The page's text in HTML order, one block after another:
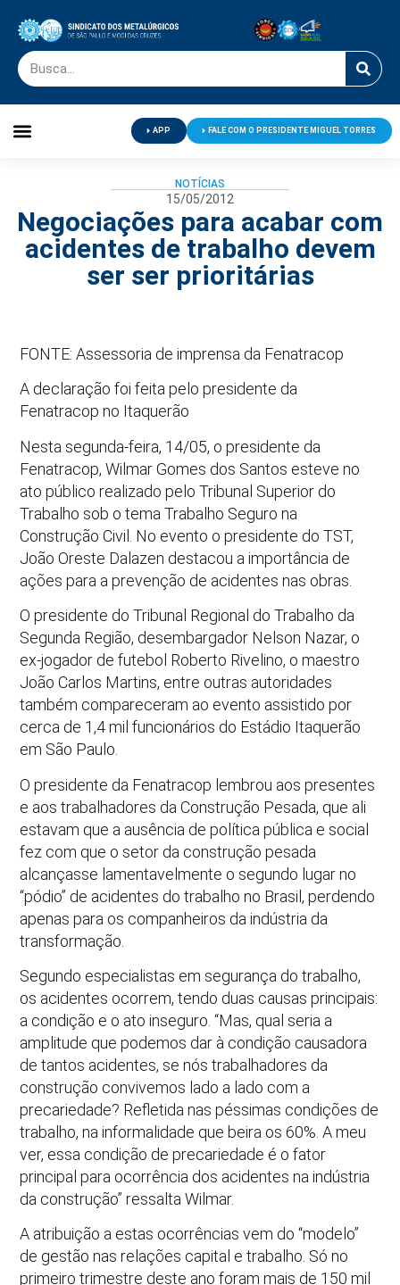
APP FALE COM O PRESIDENTE MIGUEL TORRES
NOTÍCIAS
15/05/2012
Negociações para acabar com
acidentes de trabalho devem
ser ser prioritárias
FONTE: Assessoria de imprensa da Fenatracop
A declaração foi feita pelo presidente da
Fenatracop no Itaquerão
Nesta segunda-feira, 14/05, o presidente da
Fenatracop, Wilmar Gomes dos Santos esteve no
ato público realizado pelo Tribunal Superior do
Trabalho sob o tema Trabalho Seguro na
Construção Civil. No evento o presidente do TST,
João Oreste Dalazen destacou a importância de
ações para a prevenção de acidentes nas obras.
O presidente do Tribunal Regional do Trabalho da
Segunda Região, desembargador Nelson Nazar, o
ex-jogador de futebol Roberto Rivelino, o maestro
João Carlos Martins, entre outras autoridades
também compareceram ao evento assistido por
cerca de 1,4 mil funcionários do Estádio Itaquerão
em São Paulo.
O presidente da Fenatracop lembrou aos presentes
e aos trabalhadores da Construção Pesada, que ali
estavam que a ausência de política pública e social
fez com que o setor da construção pesada
alcançasse lamentavelmente o segundo lugar no
“pódio” de acidentes do trabalho no Brasil, perdendo
apenas para os companheiros da indústria da
transformação.
Segundo especialistas em segurança do trabalho,
os acidentes ocorrem, tendo duas causas principais:
a condição e o ato inseguro. “Mas, qual seria a
amplitude que podemos dar à condição causadora
de tantos acidentes, se nós trabalhadores da
construção convivemos lado a lado com a
precariedade? Refletida nas péssimas condições de
trabalho, na informalidade que beira os 60%. A meu
ver, essa condição de precariedade é o fator
principal para ocorrência dos acidentes na indústria
da construção” ressalta Wilmar.
A atribuição a estas ocorrências vem do “modelo”
de gestão nas relações capital e trabalho. Só no
primeiro trimestre deste ano foram mais de 150 mil